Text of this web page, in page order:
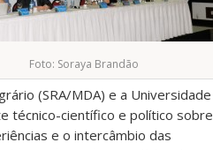
Foto: Soraya Brandão
(SRA/MDA) e a Universidade
técnico-científico e político sobre
e o intercâmbio das